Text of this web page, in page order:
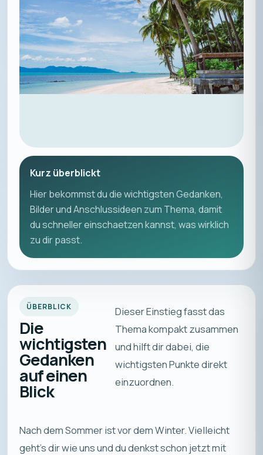
Kurz überblickt
Hier bekommst du die wichtigsten Gedanken,
Bilder und Anschlussideen zum Thema, damit
du schneller einschaetzen kannst, was wirklich
zu dir passt.
ÜBERBLICK
Die
wichtigsten
Gedanken
auf einen
Blick
Dieser Einstieg fasst das
Thema kompakt zusammen
und hilft dir dabei, die
wichtigsten Punkte direkt
einzuordnen.
Nach dem Sommer ist vor dem Winter. Vielleicht
geht’s dir wie uns und du denkst schon jetzt mit